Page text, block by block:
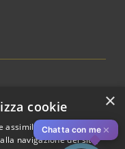
Chatta con me ✕
×
cookie
assimilati strettamente
navigazione del sito,